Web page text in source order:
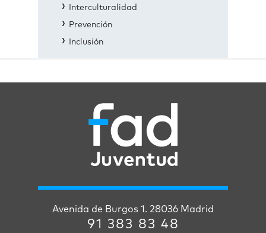
Interculturalidad
Prevención
Inclusión
Avenida de Burgos 1. 28036 Madrid
91 383 83 48